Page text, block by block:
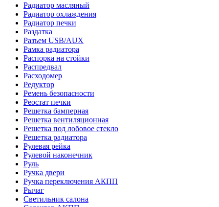
Радиатор масляный
Радиатор охлаждения
Радиатор печки
Раздатка
Разъем USB/AUX
Рамка радиатора
Распорка на стойки
Распредвал
Расходомер
Редуктор
Ремень безопасности
Реостат печки
Решетка бамперная
Решетка вентиляционная
Решетка под лобовое стекло
Решетка радиатора
Рулевая рейка
Рулевой наконечник
Руль
Ручка двери
Ручка переключения АКПП
Рычаг
Светильник салона